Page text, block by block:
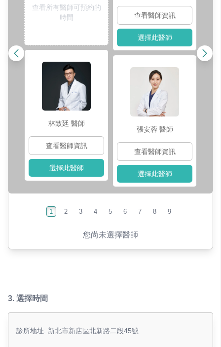
查看所有醫師可預約的
時間
林致廷 醫師
查看醫師資訊
選擇此醫師
查看醫師資訊
選擇此醫師
張安蓉 醫師
查看醫師資訊
選擇此醫師
1 2 3 4 5 6 7 8 9
您尚未選擇醫師
3. 選擇時間
診所地址: 新北市新店區北新路二段45號